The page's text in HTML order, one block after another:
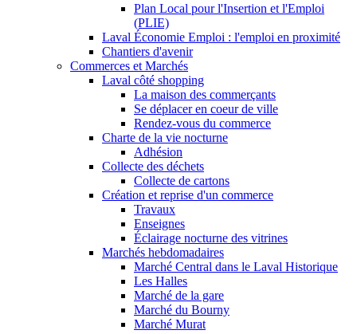
Plan Local pour l'Insertion et l'Emploi
(PLIE)
Laval Économie Emploi : l'emploi en proximité
Chantiers d'avenir
Commerces et Marchés
Laval côté shopping
La maison des commerçants
Se déplacer en coeur de ville
Rendez-vous du commerce
Charte de la vie nocturne
Adhésion
Collecte des déchets
Collecte de cartons
Création et reprise d'un commerce
Travaux
Enseignes
Éclairage nocturne des vitrines
Marchés hebdomadaires
Marché Central dans le Laval Historique
Les Halles
Marché de la gare
Marché du Bourny
Marché Murat